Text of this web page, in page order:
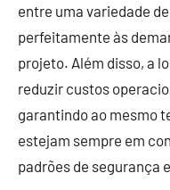
entre uma variedade
perfeitamente às
projeto. Além disso, a
reduzir custos
garantindo ao mesmo
estejam sempre em
padrões de segurança